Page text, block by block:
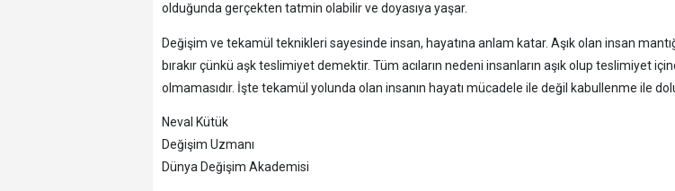
olduğunda gerçekten tatmin olabilir ve doyasıya yaşar.
Değişim ve tekamül teknikleri sayesinde insan, hayatına anlam katar. Aşık olan insan
bırakır çünkü aşk teslimiyet demektir. Tüm acıların nedeni insanların aşık olup teslimiyet
olmamasıdır. İşte tekamül yolunda olan insanın hayatı mücadele ile değil kabullenme ile
Neval Kütük
Değişim Uzmanı
Dünya Değişim Akademisi